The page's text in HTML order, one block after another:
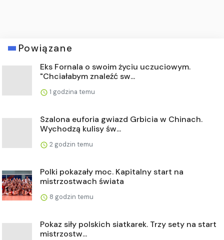
Powiązane
Eks Fornala o swoim życiu uczuciowym.
"Chciałabym znaleźć sw...
1 godzina temu
Szalona euforia gwiazd Grbicia w Chinach.
Wychodzą kulisy św...
2 godzin temu
Polki pokazały moc. Kapitalny start na
mistrzostwach świata
8 godzin temu
Pokaz siły polskich siatkarek. Trzy sety na start
mistrzostw...